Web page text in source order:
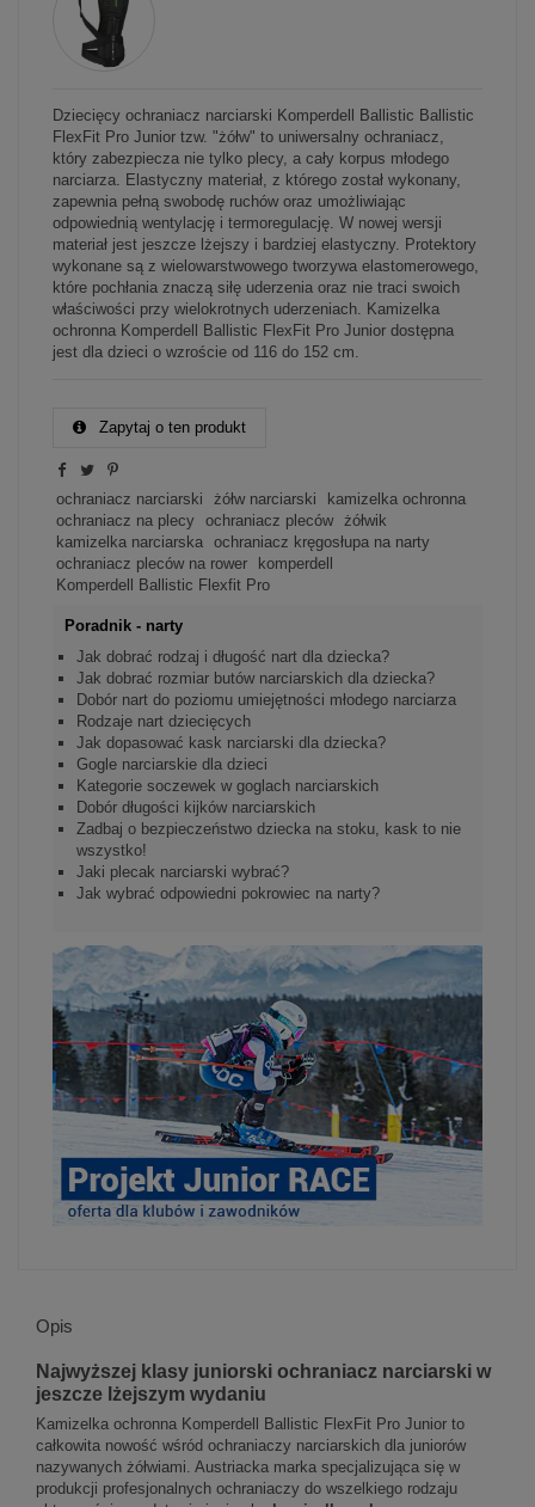
Dziecięcy ochraniacz narciarski Komperdell Ballistic Ballistic
FlexFit Pro Junior tzw. "żółw" to uniwersalny ochraniacz,
który zabezpiecza nie tylko plecy, a cały korpus młodego
narciarza. Elastyczny materiał, z którego został wykonany,
zapewnia pełną swobodę ruchów oraz umożliwiając
odpowiednią wentylację i termoregulację. W nowej wersji
materiał jest jeszcze lżejszy i bardziej elastyczny. Protektory
wykonane są z wielowarstwowego tworzywa elastomerowego,
które pochłania znaczą siłę uderzenia oraz nie traci swoich
właściwości przy wielokrotnych uderzeniach. Kamizelka
ochronna Komperdell Ballistic FlexFit Pro Junior dostępna
jest dla dzieci o wzroście od 116 do 152 cm.
Zapytaj o ten produkt
ochraniacz narciarski żółw narciarski
kamizelka ochronna
ochraniacz na plecy
ochraniacz pleców
żółwik
kamizelka narciarska
ochraniacz kręgosłupa na narty
ochraniacz pleców na rower
komperdell
Komperdell Ballistic Flexfit Pro
Poradnik - narty
Jak dobrać rodzaj i długość nart dla dziecka?
Jak dobrać rozmiar butów narciarskich dla dziecka?
Dobór nart do poziomu umiejętności młodego narciarza
Rodzaje nart dziecięcych
Jak dopasować kask narciarski dla dziecka?
Gogle narciarskie dla dzieci
Kategorie soczewek w goglach narciarskich
Dobór długości kijków narciarskich
Zadbaj o bezpieczeństwo dziecka na stoku, kask to nie
wszystko!
Jaki plecak narciarski wybrać?
Jak wybrać odpowiedni pokrowiec na narty?
Opis
Najwyższej klasy juniorski ochraniacz narciarski w
jeszcze lżejszym wydaniu
Kamizelka ochronna Komperdell Ballistic FlexFit Pro Junior to
całkowita nowość wśród ochraniaczy narciarskich dla juniorów
nazywanych żółwiami. Austriacka marka specjalizująca się w
produkcji profesjonalnych ochraniaczy do wszelkiego rodzaju